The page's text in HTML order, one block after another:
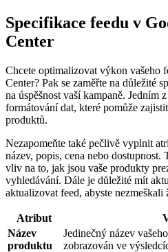
Specifikace feedu v
Center
Chcete optimalizovat výkon vašeho
Center? Pak se zaměřte na důležité
na úspěšnost vaší kampaně. Jedním
formátování dat, které pomůže
produktů.
Nezapomeňte také pečlivě vyplnit
název, popis, cena nebo
vliv na to, jak jsou vaše produkty
vyhledávání. Dále je důležité mít
aktualizovat feed, abyste nezmeškali
Atribut
Název
produktu
Jedinečný název
zobrazován ve